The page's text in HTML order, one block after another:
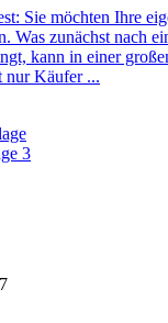
Sie möchten Ihre
Was zunächst nach
kann in einer
nur Käufer ...